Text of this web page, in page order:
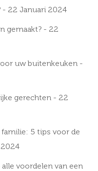
- 22 Januari 2024
gemaakt? - 22
uw buitenkeuken -
gerechten - 22
5 tips voor de
voordelen van een